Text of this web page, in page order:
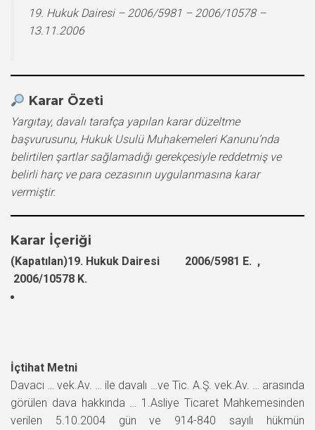
19. Hukuk Dairesi – 2006/5981 – 2006/10578 –
13.11.2006
Karar Özeti
Yargıtay, davalı tarafça yapılan karar düzeltme
başvurusunu, Hukuk Usulü Muhakemeleri Kanunu’nda
belirtilen şartlar sağlamadığı gerekçesiyle reddetmiş ve
belirli harç ve para cezasının uygulanmasına karar
vermiştir.
Karar İçeriği
(Kapatılan)19. Hukuk Dairesi 2006/5981 E. ,
2006/10578 K.
İçtihat Metni
Davacı … vek.Av. … ile davalı …ve Tic. A.Ş. vek.Av. … arasında
görülen dava hakkında … 1.Asliye Ticaret Mahkemesinden
verilen 5.10.2004 gün ve 914-840 sayılı hükmün